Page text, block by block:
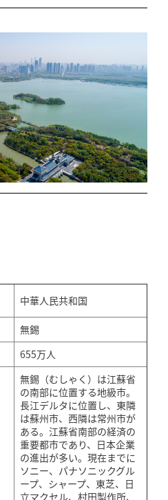
中華人民共和国
無錫
655万人
無錫（むしゃく）は江蘇省
の南部に位置する地級市。
長江デルタに位置し、東隣
は蘇州市、西隣は常州市が
ある。江蘇省南部の経済の
重要都市であり、日本企業
の進出が多い。現在までに
ソニー、パナソニックグル
ープ、シャープ、東芝、日
立マクセル、村田製作所、